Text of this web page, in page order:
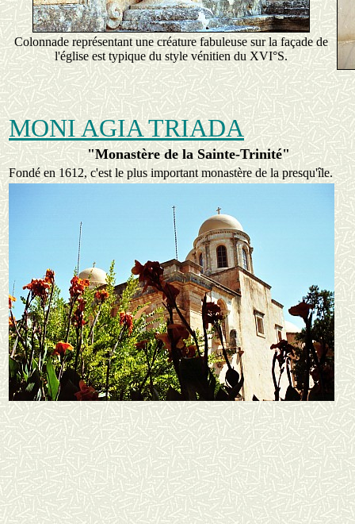
Colonnade représentant une créature fabuleuse sur la façade de
l'église est typique du style vénitien du XVI°S.
MONI AGIA TRIADA
"Monastère de la Sainte-Trinité"
Fondé en 1612, c'est le plus important monastère de la presqu'île.